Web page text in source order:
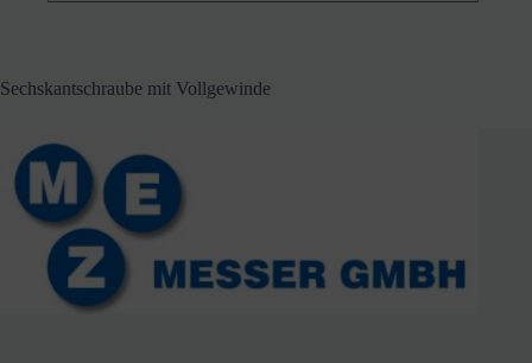
Sechskantschraube mit Vollgewinde